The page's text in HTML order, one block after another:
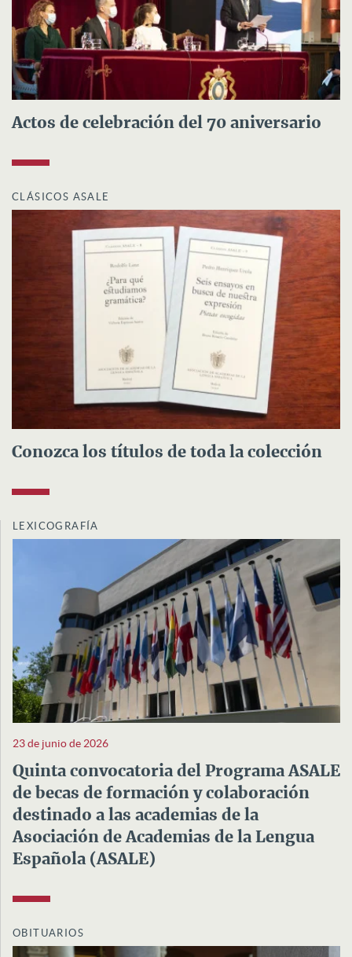
Actos de celebración del 70 aniversario
CLÁSICOS ASALE
Conozca los títulos de toda la colección
LEXICOGRAFÍA
23 de junio de 2026
Quinta convocatoria del Programa ASALE
de becas de formación y colaboración
destinado a las academias de la
Asociación de Academias de la Lengua
Española (ASALE)
OBITUARIOS